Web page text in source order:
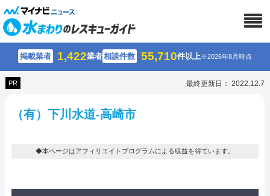
掲載業者 1,422業者相談件数 55,710件以上※2026年8月時点
PR 最終更新日： 2022.12.7
（有）下川水道-高崎市
◆本ページはアフィリエイトプログラムによる収益を得ています。